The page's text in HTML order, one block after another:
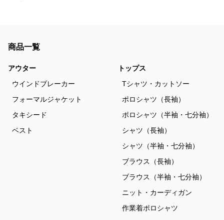
商品一覧
アウター
ウインドブレーカー
フォーマルジャケット
タキシード
ベスト
トップス
Tシャツ・カットソー
ポロシャツ（長袖）
ポロシャツ（半袖・七分袖）
シャツ（長袖）
シャツ（半袖・七分袖）
ブラウス（長袖）
ブラウス（半袖・七分袖）
ニット・カーディガン
作業着ポロシャツ